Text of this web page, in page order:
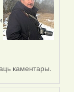
каментары.